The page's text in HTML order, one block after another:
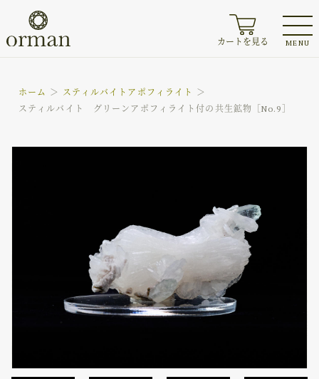
カートを見る MENU
ホーム スティルバイト アポフィライト
スティルバイト グリーンアポフィライト付の共生鉱物［No.9］